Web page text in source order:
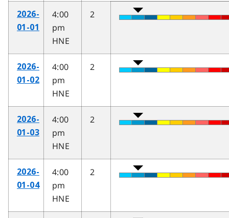
2026-
01-01
4:00
pm
HNE
2
2026-
01-02
4:00
pm
HNE
2
2026-
01-03
4:00
pm
HNE
2
2026-
01-04
4:00
pm
HNE
2